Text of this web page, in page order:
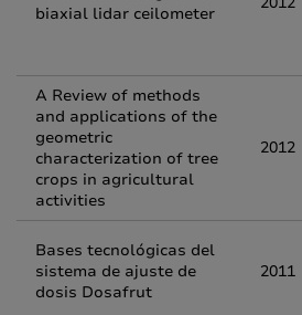
biaxial lidar ceilometer
A Review of methods
and applications of the
geometric
characterization of tree
crops in agricultural
activities
2012
Bases tecnológicas del
sistema de ajuste de
dosis Dosafrut
2011